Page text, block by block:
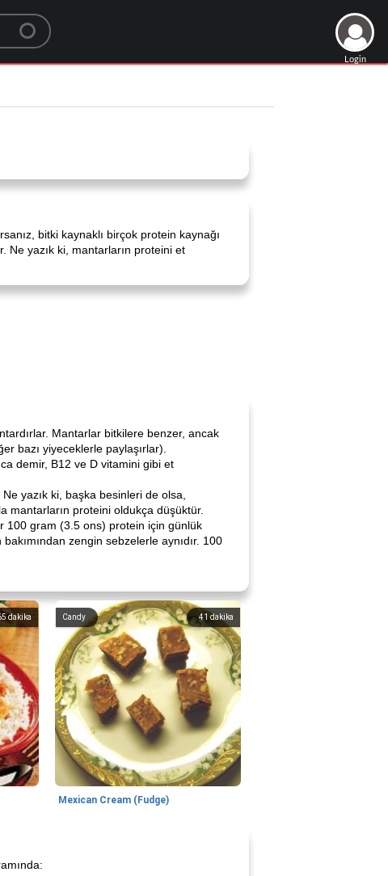
Login
bitki kaynaklı birçok protein kaynağı
yazık ki, mantarların proteini et
Mantarlar bitkilere benzer, ancak
bazı yiyeceklerle paylaşırlar).
demir, B12 ve D vitamini gibi et
yazık ki, başka besinleri de olsa,
mantarların proteini oldukça düşüktür.
100 gram (3.5 ons) protein için günlük
zengin sebzelerle aynıdır. 100
dakika 41 dakika
Candy
Mexican Cream (Fudge)